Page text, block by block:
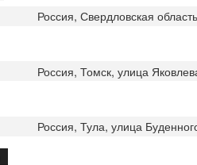
Россия, Свердловская
Россия, Томск, улица
Россия, Тула, улица